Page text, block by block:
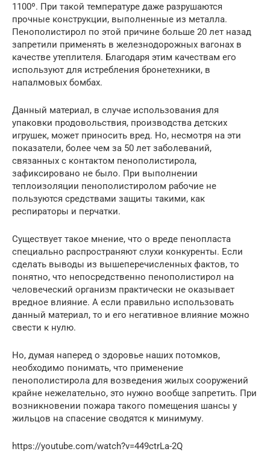
1100º. При такой температуре даже разрушаются
прочные конструкции, выполненные из металла.
Пенополистирол по этой причине больше 20 лет назад
запретили применять в железнодорожных вагонах в
качестве утеплителя. Благодаря этим качествам его
используют для истребления бронетехники, в
напалмовых бомбах.
Данный материал, в случае использования для
упаковки продовольствия, производства детских
игрушек, может приносить вред. Но, несмотря на эти
показатели, более чем за 50 лет заболеваний,
связанных с контактом пенополистирола,
зафиксировано не было. При выполнении
теплоизоляции пенополистиролом рабочие не
пользуются средствами защиты такими, как
респираторы и перчатки.
Существует такое мнение, что о вреде пенопласта
специально распространяют слухи конкуренты. Если
сделать выводы из вышеперечисленных фактов, то
понятно, что непосредственно пенополистирол на
человеческий организм практически не оказывает
вредное влияние. А если правильно использовать
данный материал, то и его негативное влияние можно
свести к нулю.
Но, думая наперед о здоровье наших потомков,
необходимо понимать, что применение
пенополистирола для возведения жилых сооружений
крайне нежелательно, это нужно вообще запретить. При
возникновении пожара такого помещения шансы у
жильцов на спасение сводятся к минимуму.
https://youtube.com/watch?v=449ctrLa-2Q